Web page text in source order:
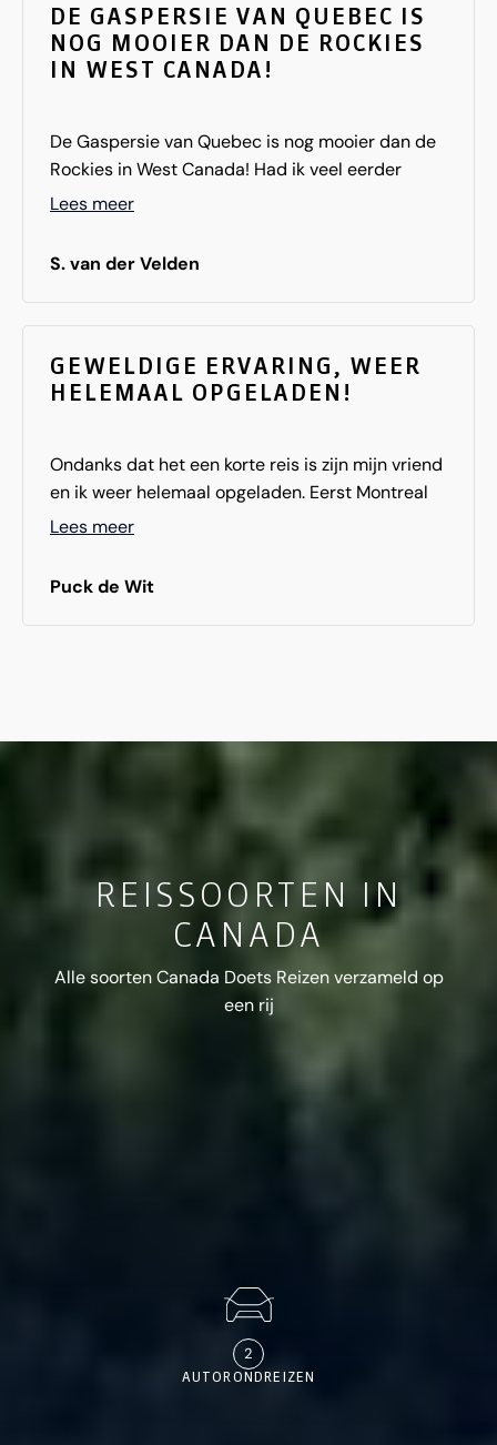
DE GASPERSIE VAN QUEBEC IS
NOG MOOIER DAN DE ROCKIES
IN WEST CANADA!
De Gaspersie van Quebec is nog mooier dan de
Rockies in West Canada! Had ik veel eerder
moeten doen.Tot volgend jaar, dan willen we
Lees meer
S. van der Velden
GEWELDIGE ERVARING, WEER
HELEMAAL OPGELADEN!
Ondanks dat het een korte reis is zijn mijn vriend
en ik weer helemaal opgeladen. Eerst Montreal
ontdekken en langzaamaan steeds verder het
de domes. Je kan echt tot rust komen in je eigen
uitzicht. Vooral in de avond nog even de jacuzzi
Lees meer
Puck de Wit
REISSOORTEN IN
CANADA
Alle soorten Canada Doets Reizen verzameld op
een rij
AUTORONDREIZEN
2